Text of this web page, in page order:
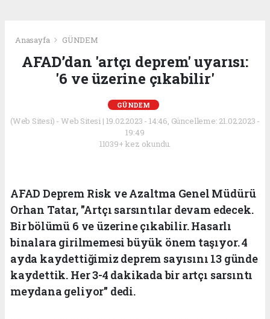
Anasayfa GÜNDEM
AFAD’dan 'artçı deprem' uyarısı:
'6 ve üzerine çıkabilir'
GÜNDEM
(Web Sitesi) - Web Sitesi | 19.02.2023 - 14:46, Güncelleme: 21.02.2023 -
19:49
11039+ kez okundu.
AFAD Deprem Risk ve Azaltma Genel Müdürü
Orhan Tatar, "Artçı sarsıntılar devam edecek.
Bir bölümü 6 ve üzerine çıkabilir. Hasarlı
binalara girilmemesi büyük önem taşıyor. 4
ayda kaydettiğimiz deprem sayısını 13 günde
kaydettik. Her 3-4 dakikada bir artçı sarsıntı
meydana geliyor" dedi.